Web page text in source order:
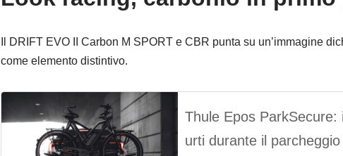
Il DRIFT EVO II Carbon M SPORT e CBR punta su un’immagine
come elemento distintivo.
Thule Epos
urti durante il parcheggio